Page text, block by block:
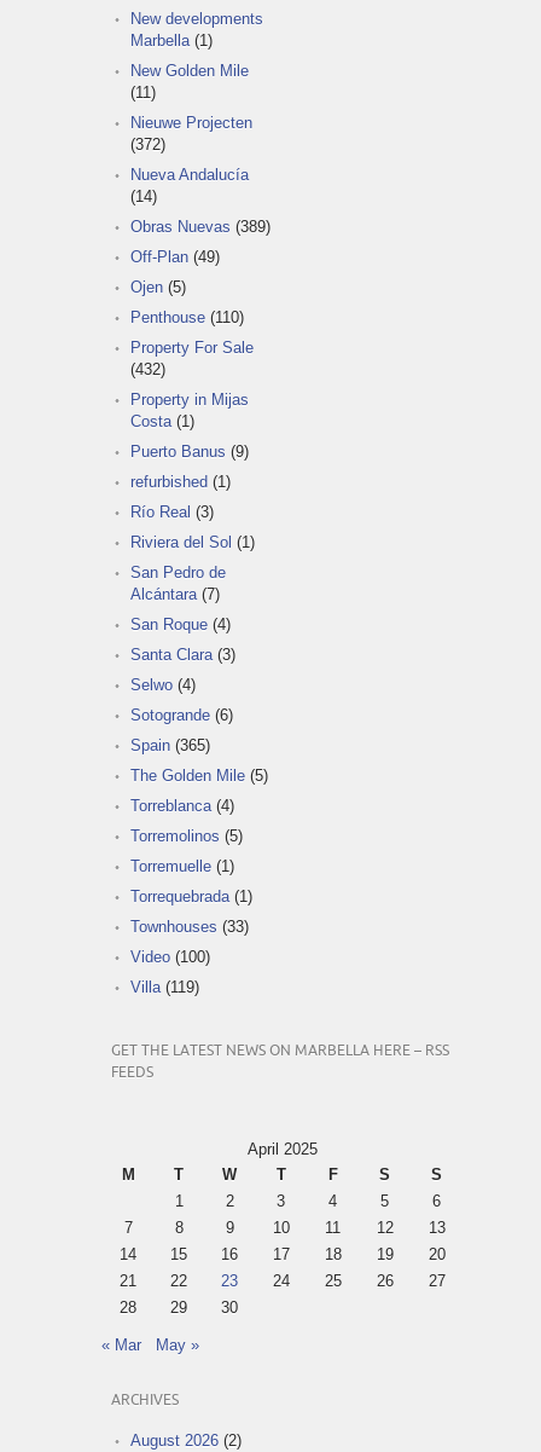
New developments
Marbella(1)
New Golden Mile
(11)
Nieuwe Projecten
(372)
Nueva Andalucía
(14)
Obras Nuevas (389)
Off-Plan (49)
Ojen (5)
Penthouse (110)
Property For Sale
(432)
Property in Mijas
Costa(1)
Puerto Banus (9)
refurbished (1)
Río Real (3)
Riviera del Sol (1)
San Pedro de
Alcántara(7)
San Roque (4)
Santa Clara(3)
Selwo (4)
Sotogrande (6)
Spain (365)
The Golden Mile (5)
Torreblanca(4)
Torremolinos (5)
Torremuelle (1)
Torrequebrada(1)
Townhouses (33)
Video (100)
Villa(119)
GET THE LATEST NEWS ON MARBELLA HERE – RSS
FEEDS
April 2025
M
T W T F S
S
1
2 3 4 5
6
7
8 9 10 11 12
13
14
15 16 17 18 19
20
21
22 23 24 25 26
27
28
29 30
« Mar May »
ARCHIVES
August 2026 (2)